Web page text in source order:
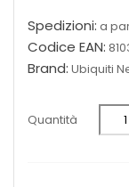
Spedizioni: a
Codice EAN:
Brand: Ubiquiti
Quantità